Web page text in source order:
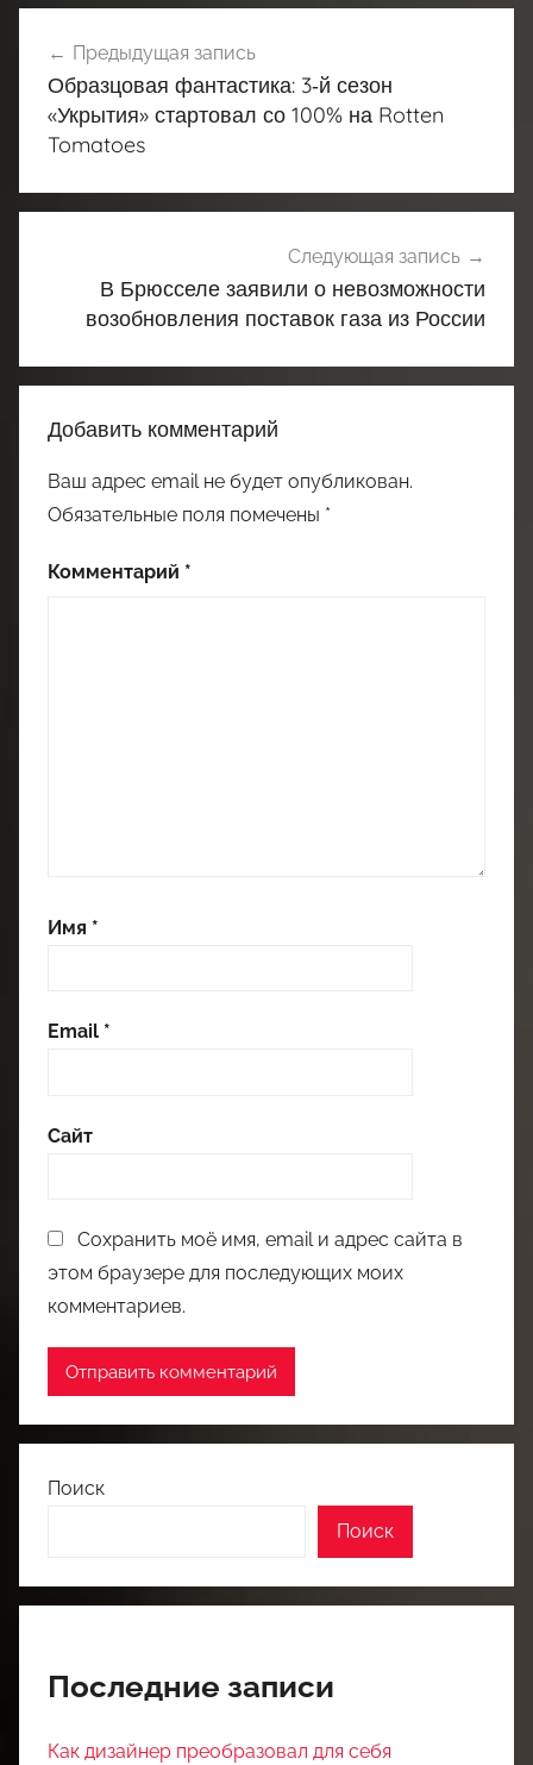
по
записям
Предыдущая запись
Образцовая фантастика: 3‑й сезон
«Укрытия» стартовал со 100% на Rotten
Tomatoes
Следующая запись
В Брюсселе заявили о невозможности
возобновления поставок газа из России
Добавить комментарий
Ваш адрес email не будет опубликован.
Обязательные поля помечены *
Комментарий *
Имя *
Email *
Сайт
Сохранить моё имя, email и адрес сайта в
этом браузере для последующих моих
комментариев.
Поиск
Поиск
Последние записи
Как дизайнер преобразовал для себя